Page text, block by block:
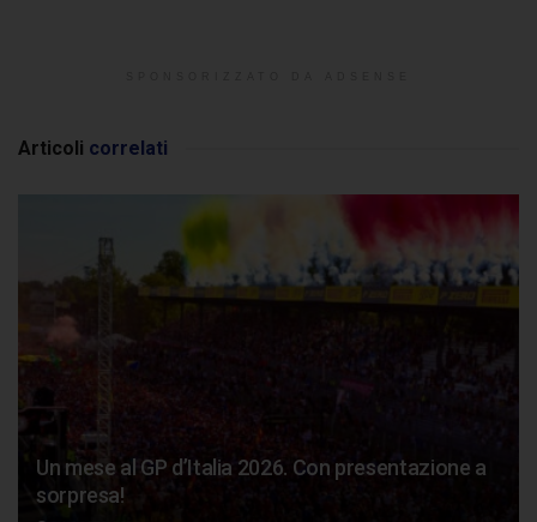
Articoli correlati
Un mese al GP d’Italia 2026. Con presentazione a
sorpresa!